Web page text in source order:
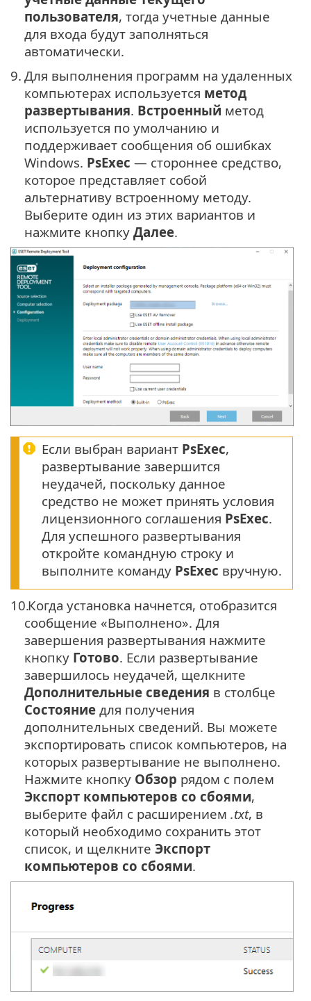
пользователя, тогда учетные данные
для входа будут заполняться
автоматически.
9. Для выполнения программ на удаленных
компьютерах используется метод
развертывания. Встроенный метод
используется по умолчанию и
поддерживает сообщения об ошибках
Windows. PsExec — стороннее средство,
которое представляет собой
альтернативу встроенному методу.
Выберите один из этих вариантов и
нажмите кнопку Далее.
Если выбран вариант PsExec,
развертывание завершится
неудачей, поскольку данное
средство не может принять условия
лицензионного соглашения PsExec.
Для успешного развертывания
откройте командную строку и
выполните команду PsExec вручную.
10.Когда установка начнется, отобразится
сообщение «Выполнено». Для
завершения развертывания нажмите
кнопку Готово. Если развертывание
завершилось неудачей, щелкните
Дополнительные сведения в столбце
Состояние для получения
дополнительных сведений. Вы можете
экспортировать список компьютеров, на
которых развертывание не выполнено.
Нажмите кнопку Обзор рядом с полем
Экспорт компьютеров со сбоями,
выберите файл с расширением .txt, в
который необходимо сохранить этот
список, и щелкните Экспорт
компьютеров со сбоями.